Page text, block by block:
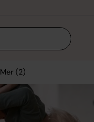
Mer (2)